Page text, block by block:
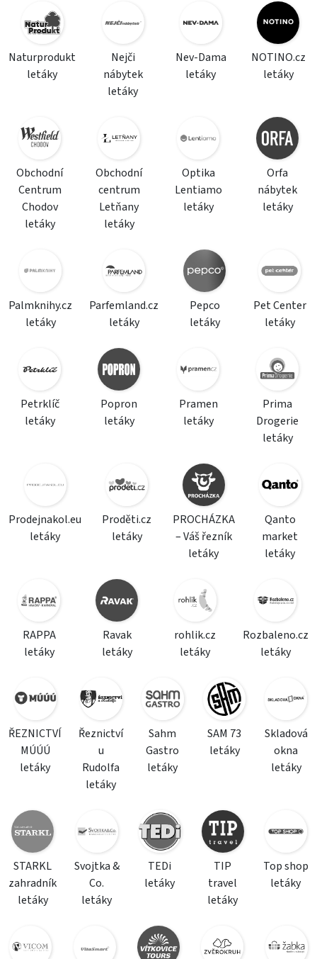
Naturprodukt
letáky
Nejči
nábytek
letáky
Nev-Dama
letáky
NOTINO.cz
letáky
Obchodní
Centrum
Chodov
letáky
Obchodní
centrum
Letňany
letáky
Optika
Lentiamo
letáky
Orfa
nábytek
letáky
Palmknihy.cz
letáky
Parfemland.cz
letáky
Pepco
letáky
Pet Center
letáky
Petrklíč
letáky
Popron
letáky
Pramen
letáky
Prima
Drogerie
letáky
Prodejnakol.eu
letáky
Proděti.cz
letáky
PROCHÁZKA
– Váš řezník
letáky
Qanto
market
letáky
RAPPA
letáky
Ravak
letáky
rohlik.cz
letáky
Rozbaleno.cz
letáky
ŘEZNICTVÍ
MÚÚÚ
letáky
Řeznictví
u
Rudolfa
letáky
Sahm
Gastro
letáky
SAM 73
letáky
Skladová
okna
letáky
STARKL
zahradník
letáky
Svojtka &
Co.
letáky
TEDi
letáky
TIP
travel
letáky
Top shop
letáky